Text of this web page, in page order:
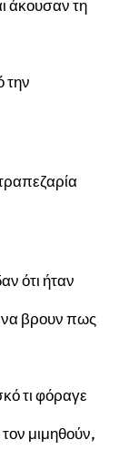
άκουσαν τη
την
ότι ήταν
βρουν πως
τι φόραγε
μιμηθούν,